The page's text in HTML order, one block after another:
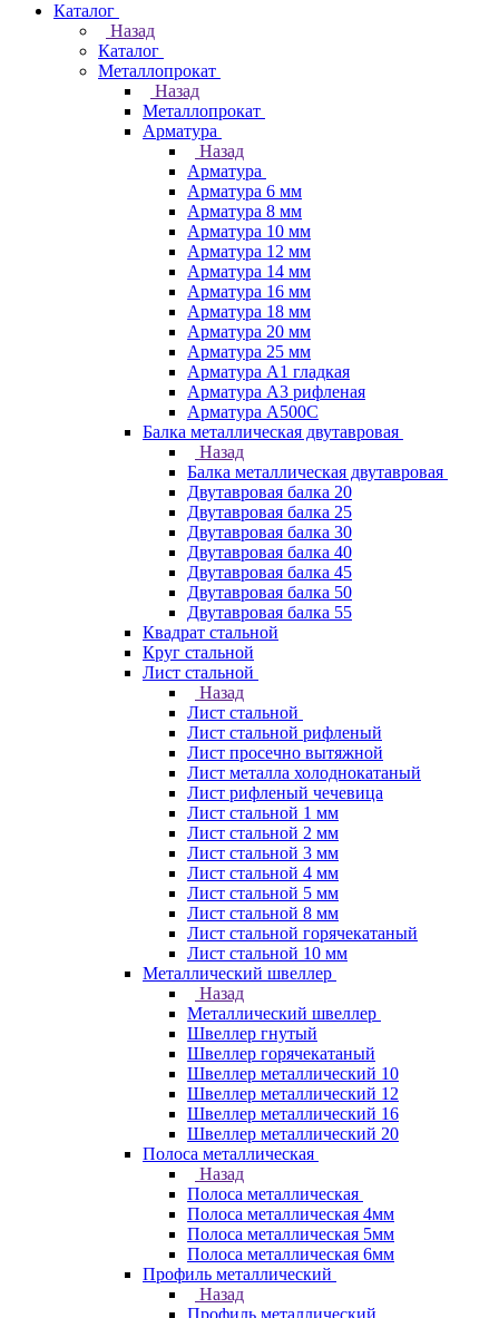
Каталог
Назад
Каталог
Металлопрокат
Назад
Металлопрокат
Арматура
Назад
Арматура
Арматура 6 мм
Арматура 8 мм
Арматура 10 мм
Арматура 12 мм
Арматура 14 мм
Арматура 16 мм
Арматура 18 мм
Арматура 20 мм
Арматура 25 мм
Арматура А1 гладкая
Арматура А3 рифленая
Арматура А500С
Балка металлическая двутавровая
Назад
Балка металлическая двутавровая
Двутавровая балка 20
Двутавровая балка 25
Двутавровая балка 30
Двутавровая балка 40
Двутавровая балка 45
Двутавровая балка 50
Двутавровая балка 55
Квадрат стальной
Круг стальной
Лист стальной
Назад
Лист стальной
Лист стальной рифленый
Лист просечно вытяжной
Лист металла холоднокатаный
Лист рифленый чечевица
Лист стальной 1 мм
Лист стальной 2 мм
Лист стальной 3 мм
Лист стальной 4 мм
Лист стальной 5 мм
Лист стальной 8 мм
Лист стальной горячекатаный
Лист стальной 10 мм
Металлический швеллер
Назад
Металлический швеллер
Швеллер гнутый
Швеллер горячекатаный
Швеллер металлический 10
Швеллер металлический 12
Швеллер металлический 16
Швеллер металлический 20
Полоса металлическая
Назад
Полоса металлическая
Полоса металлическая 4мм
Полоса металлическая 5мм
Полоса металлическая 6мм
Профиль металлический
Назад
Профиль металлический